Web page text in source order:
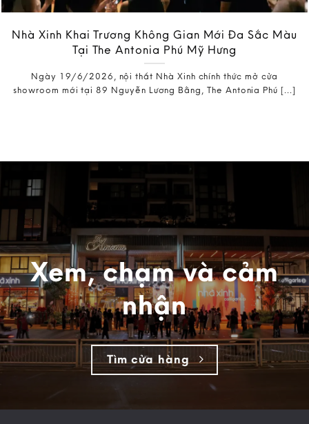
Nhà Xinh Khai Trương Không Gian Mới Đa Sắc Màu
Tại The Antonia Phú Mỹ Hưng
Ngày 19/6/2026, nội thất Nhà Xinh chính thức mở cửa
showroom mới tại 89 Nguyễn Lương Bằng, The Antonia Phú [...]
Xem, chạm và cảm
nhận
Tìm cửa hàng